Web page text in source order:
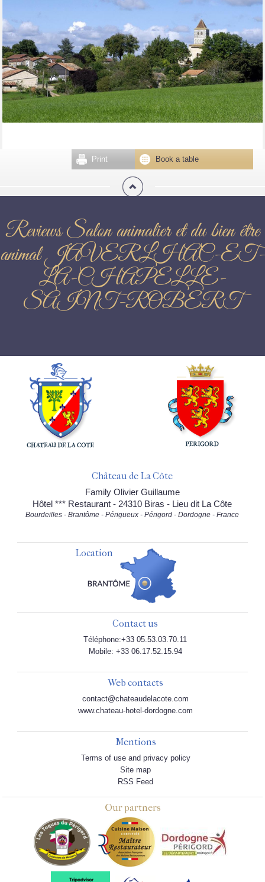
Book a table
Print
Reviews Salon animalier et du bien être
animal JAVERLHAC-ET-
LA-CHAPELLE-
SAINT-ROBERT
Château de La Côte
Family Olivier Guillaume
Hôtel *** Restaurant - 24310 Biras - Lieu dit La Côte
Bourdeilles - Brantôme - Périgueux - Périgord - Dordogne - France
Location
Contact us
Téléphone:+33 05.53.03.70.11
Mobile: +33 06.17.52.15.94
Web contacts
contact@chateaudelacote.com
www.chateau-hotel-dordogne.com
Mentions
Terms of use and privacy policy
Site map
RSS Feed
Our partners